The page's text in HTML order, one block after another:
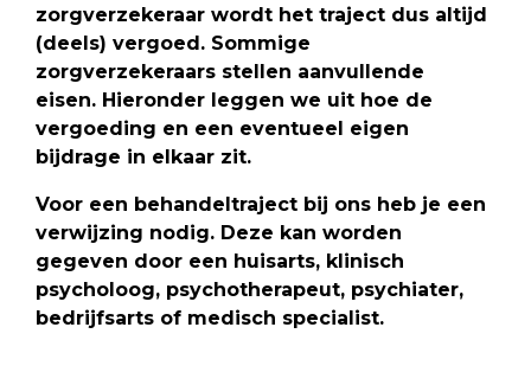
zorgverzekeraar wordt het traject dus altijd
(deels) vergoed. Sommige
zorgverzekeraars stellen aanvullende
eisen. Hieronder leggen we uit hoe de
vergoeding en een eventueel eigen
bijdrage in elkaar zit.
Voor een behandeltraject bij ons heb je een
verwijzing nodig. Deze kan worden
gegeven door een huisarts, klinisch
psycholoog, psychotherapeut, psychiater,
bedrijfsarts of medisch specialist.